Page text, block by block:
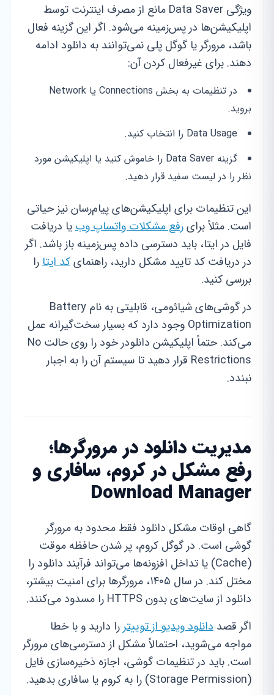
ویژگی Data Saver مانع از مصرف اینترنت توسط
اپلیکیشن‌ها در پس‌زمینه می‌شود. اگر این گزینه فعال
باشد، مرورگر یا گوگل پلی نمی‌توانند به دانلود ادامه
دهند. برای غیرفعال کردن آن:
در تنظیمات به بخش Connections یا Network
بروید.
Data Usage را انتخاب کنید.
گزینه Data Saver را خاموش کنید یا اپلیکیشن مورد
نظر را در لیست سفید قرار دهید.
این تنظیمات برای اپلیکیشن‌های پیام‌رسان نیز حیاتی
است. مثلاً برایرفع مشکلات واتساپ وبیا دریافت
فایل در ایتا، باید دسترسی داده پس‌زمینه باز باشد. اگر
در دریافت کد تایید مشکل دارید، راهنمایکد ایتارا
بررسی کنید.
در گوشی‌های شیائومی، قابلیتی به نام Battery
Optimization وجود دارد که بسیار سخت‌گیرانه عمل
می‌کند. حتماً اپلیکیشن دانلودر خود را روی حالت No
Restrictions قرار دهید تا سیستم آن را به اجبار
نبندد.
مدیریت دانلود در مرورگرها؛
رفع مشکل در کروم، سافاری و
Download Manager
گاهی اوقات مشکل دانلود فقط محدود به مرورگر
گوشی است. در گوگل کروم، پر شدن حافظه موقت
(Cache) یا تداخل افزونه‌ها می‌تواند فرآیند دانلود را
مختل کند. در سال ۱۴۰۵، مرورگرها برای امنیت بیشتر،
دانلود از سایت‌های بدون HTTPS را مسدود می‌کنند.
اگر قصد دانلود ویدیو از توییتر را دارید و با خطا
مواجه می‌شوید، احتمالاً مشکل از دسترسی‌های مرورگر
است. باید در تنظیمات گوشی، اجازه ذخیره‌سازی فایل
(Storage Permission) را به کروم یا سافاری بدهید.